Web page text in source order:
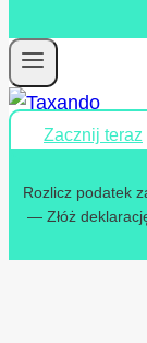
Zacznij teraz
Rozlicz podatek
— Złóż